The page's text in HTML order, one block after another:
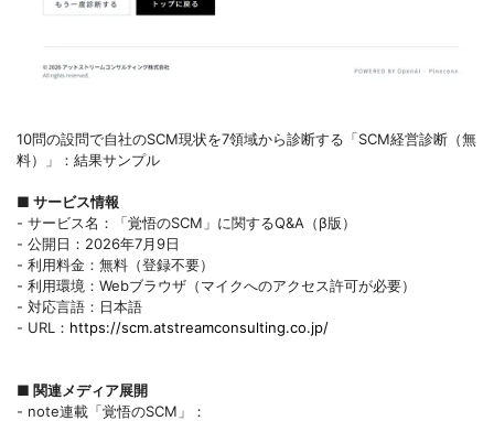
10問の設問で自社のSCM現状を7領域から診断する「SCM経営診断（無
料）」：結果サンプル
■ サービス情報
- サービス名：「覚悟のSCM」に関するQ&A（β版）
- 公開日：2026年7月9日
- 利用料金：無料（登録不要）
- 利用環境：Webブラウザ（マイクへのアクセス許可が必要）
- 対応言語：日本語
- URL： https://scm.atstreamconsulting.co.jp/
■ 関連メディア展開
- note連載「覚悟のSCM」：